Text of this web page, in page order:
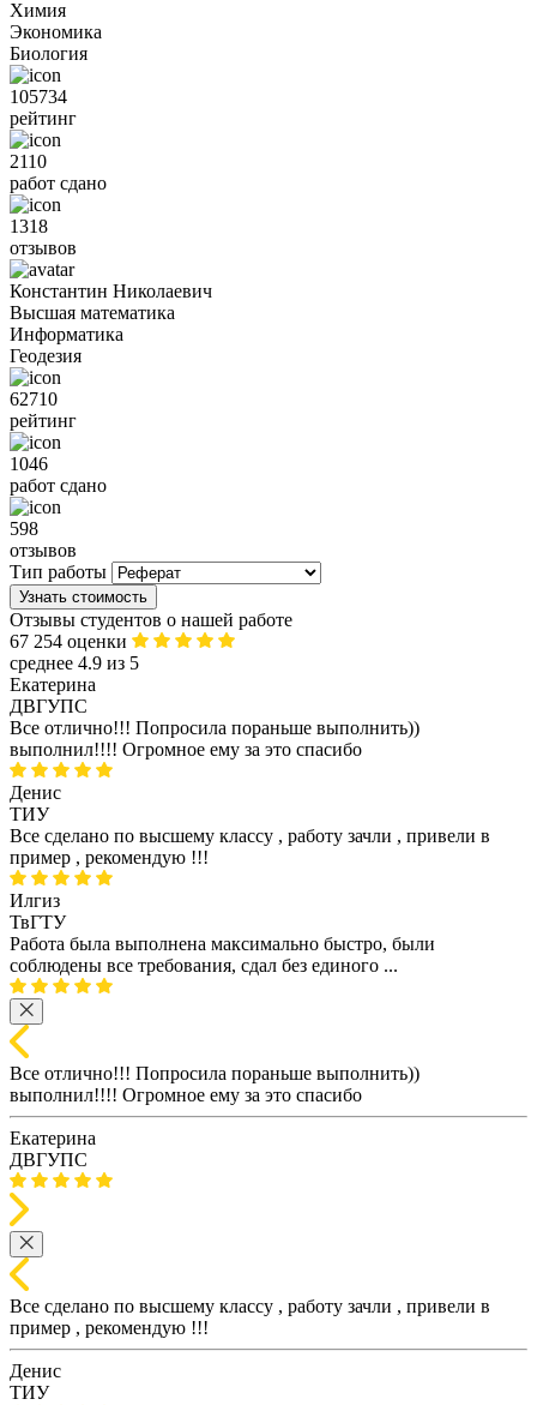
Химия
Экономика
Биология
105734
рейтинг
2110
работ сдано
1318
отзывов
Константин Николаевич
Высшая математика
Информатика
Геодезия
62710
рейтинг
1046
работ сдано
598
отзывов
Тип работы
Узнать стоимость
Отзывы студентов о нашей работе
67 254 оценки
среднее 4.9 из 5
Екатерина
ДВГУПС
Все отлично!!! Попросила пораньше выполнить))
выполнил!!!! Огромное ему за это спасибо
Денис
ТИУ
Все сделано по высшему классу , работу зачли , привели в
пример , рекомендую !!!
Илгиз
ТвГТУ
Работа была выполнена максимально быстро, были
соблюдены все требования, сдал без единого ...
Все отлично!!! Попросила пораньше выполнить))
выполнил!!!! Огромное ему за это спасибо
Екатерина
ДВГУПС
Все сделано по высшему классу , работу зачли , привели в
пример , рекомендую !!!
Денис
ТИУ